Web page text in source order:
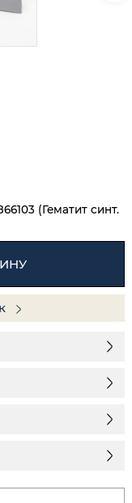
(Гематит синт.